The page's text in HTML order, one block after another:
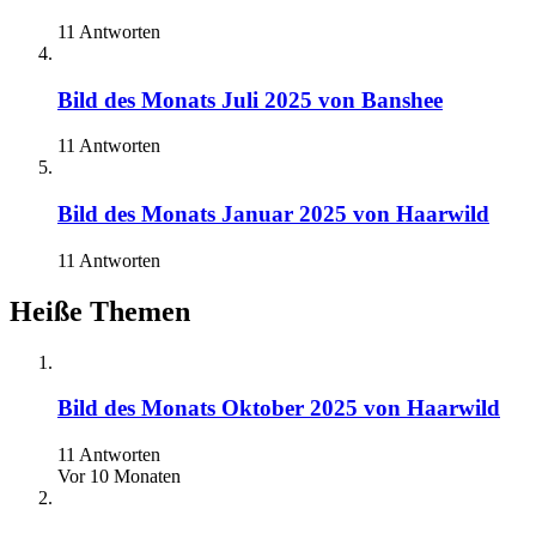
11 Antworten
Bild des Monats Juli 2025 von Banshee
11 Antworten
Bild des Monats Januar 2025 von Haarwild
11 Antworten
Heiße Themen
Bild des Monats Oktober 2025 von Haarwild
11 Antworten
Vor 10 Monaten